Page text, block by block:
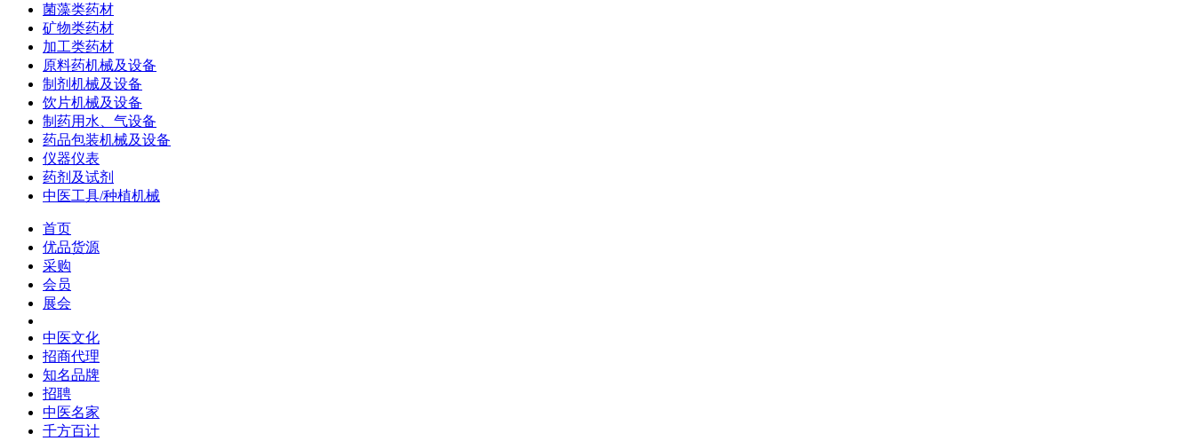
菌藻类药材
矿物类药材
加工类药材
原料药机械及设备
制剂机械及设备
饮片机械及设备
制药用水、气设备
药品包装机械及设备
仪器仪表
药剂及试剂
中医工具/种植机械
首页
优品货源
采购
会员
展会
中医文化
招商代理
知名品牌
招聘
中医名家
千方百计